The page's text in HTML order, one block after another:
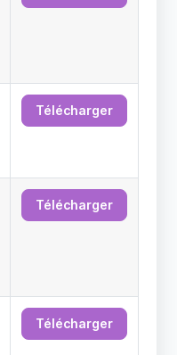
Télécharger
Télécharger
Télécharger